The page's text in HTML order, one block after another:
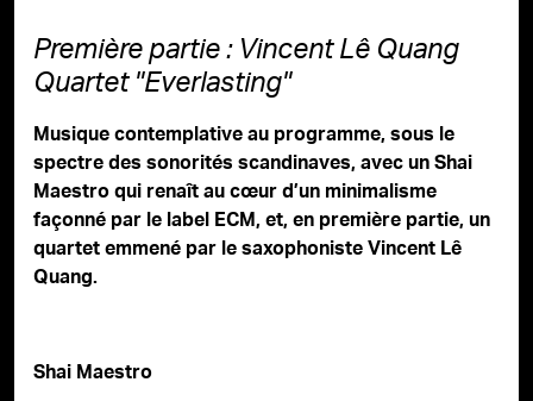
Première partie : Vincent Lê Quang
Quartet "Everlasting"
Musique contemplative au programme, sous le
spectre des sonorités scandinaves, avec un Shai
Maestro qui renaît au cœur d’un minimalisme
façonné par le label ECM, et, en première partie, un
quartet emmené par le saxophoniste Vincent Lê
Quang.
Shai Maestro